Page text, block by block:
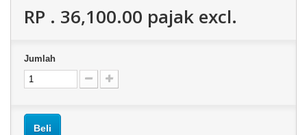
RP . 36,100.00 pajak excl.
Jumlah
Beli